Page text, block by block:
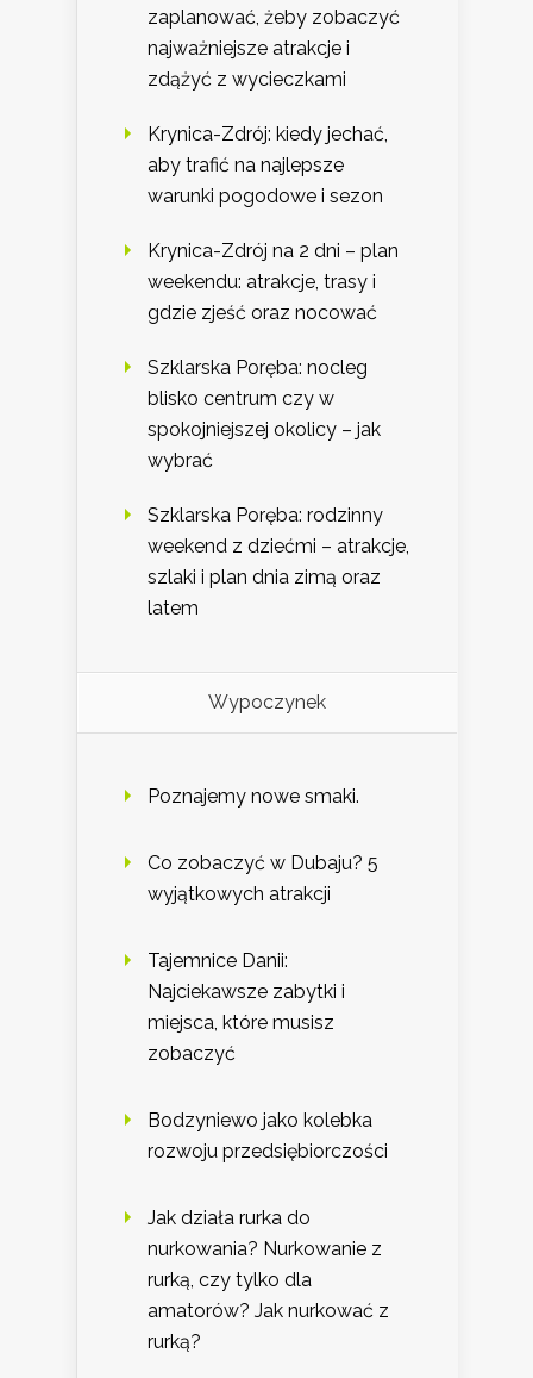
zaplanować, żeby zobaczyć
najważniejsze atrakcje i
zdążyć z wycieczkami
Krynica-Zdrój: kiedy jechać,
aby trafić na najlepsze
warunki pogodowe i sezon
Krynica-Zdrój na 2 dni – plan
weekendu: atrakcje, trasy i
gdzie zjeść oraz nocować
Szklarska Poręba: nocleg
blisko centrum czy w
spokojniejszej okolicy – jak
wybrać
Szklarska Poręba: rodzinny
weekend z dziećmi – atrakcje,
szlaki i plan dnia zimą oraz
latem
Wypoczynek
Poznajemy nowe smaki.
Co zobaczyć w Dubaju? 5
wyjątkowych atrakcji
Tajemnice Danii:
Najciekawsze zabytki i
miejsca, które musisz
zobaczyć
Bodzyniewo jako kolebka
rozwoju przedsiębiorczości
Jak działa rurka do
nurkowania? Nurkowanie z
rurką, czy tylko dla
amatorów? Jak nurkować z
rurką?